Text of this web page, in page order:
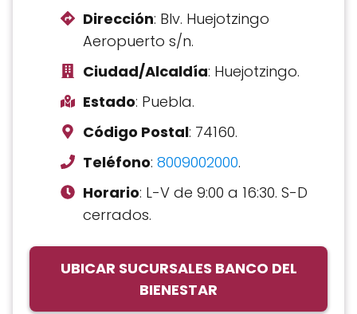
Dirección: Blv. Huejotzingo
Aeropuerto s/n.
Ciudad/Alcaldía: Huejotzingo.
Estado: Puebla.
Código Postal: 74160.
Teléfono: 8009002000.
Horario: L-V de 9:00 a 16:30. S-D
cerrados.
UBICAR SUCURSALES BANCO DEL
BIENESTAR